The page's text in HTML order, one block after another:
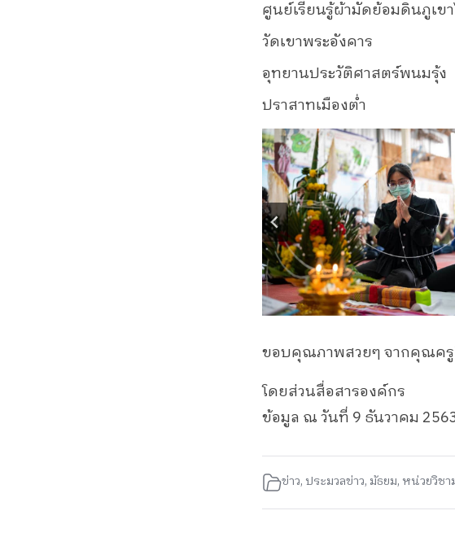
ศูนย์เรียนรู้ผ้ามัดย้อมดินภูเข
วัดเขาพระอังคาร
อุทยานประวัติศาสตร์พนมรุ้ง
ปราสาทเมืองต่ำ
ขอบคุณภาพสวยๆ จากคุณครู
โดยส่วนสื่อสารองค์กร
ข้อมูล ณ วันที่ 9 ธันวาคม
ข่าว, ประมวลข่าว, มัธยม, หน่วยวิช